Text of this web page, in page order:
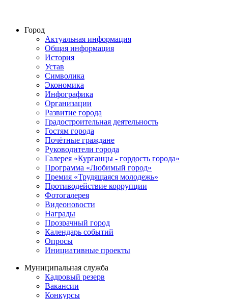
Город
Актуальная информация
Общая информация
История
Устав
Символика
Экономика
Инфографика
Организации
Развитие города
Градостроительная деятельность
Гостям города
Почётные граждане
Руководители города
Галерея «Курганцы - гордость города»
Программа «Любимый город»
Премия «Трудящаяся молодежь»
Противодействие коррупции
Фотогалерея
Видеоновости
Награды
Прозрачный город
Календарь событий
Опросы
Инициативные проекты
Муниципальная служба
Кадровый резерв
Вакансии
Конкурсы